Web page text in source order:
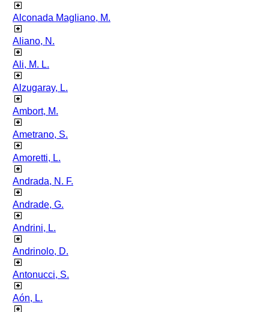
Alconada Magliano, M.
Aliano, N.
Ali, M. L.
Alzugaray, L.
Ambort, M.
Ametrano, S.
Amoretti, L.
Andrada, N. F.
Andrade, G.
Andrini, L.
Andrinolo, D.
Antonucci, S.
Aón, L.